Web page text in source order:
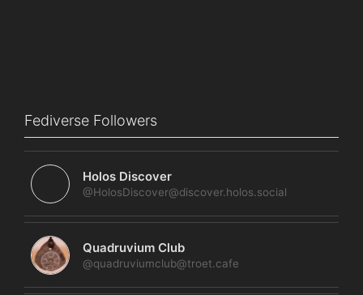
Fediverse Followers
Holos Discover
@HolosDiscover@discover.holos.social
Quadruvium Club
@quadruviumclub@troet.cafe